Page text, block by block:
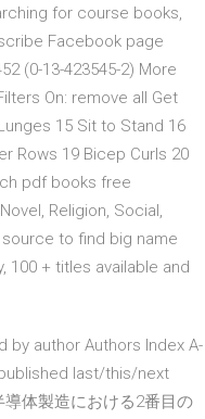
for course books,
Facebook page
(0-13-423545-2) More
On: remove all Get
15 Sit to Stand 16
Rows 19 Bicep Curls 20
pdf books free
Religion, Social,
source to find big name
100 + titles available and
by author Authors Index A-
last/this/next
体製造における2番目の